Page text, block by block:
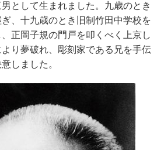
として生まれました。九歳のとき
、十九歳のとき旧制竹田中学校を
正岡子規の門戸を叩くべく上京し
り夢破れ、彫刻家である兄を手伝
しました。